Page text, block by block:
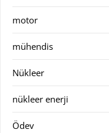
motor
mühendis
Nükleer
nükleer enerji
Ödev